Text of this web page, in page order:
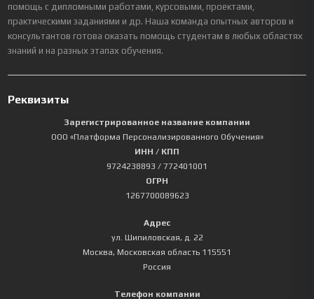
помощь с дипломными работами, курсовыми, проектами,
практическими заданиями и др. Наша команда опытных авторов и
консультантов готова оказать помощь студентам в любых областях
знаний и на разных этапах обучения.
Реквизиты
Зарегистрированное название компании
ООО «Платформа Персонализированного Обучения»
ИНН / КПП
9724238893 / 772401001
ОГРН
1267700089623
Адрес
ул. Шипиловская, д. 22
Москва, Московская область 115551
Россия
Телефон компании